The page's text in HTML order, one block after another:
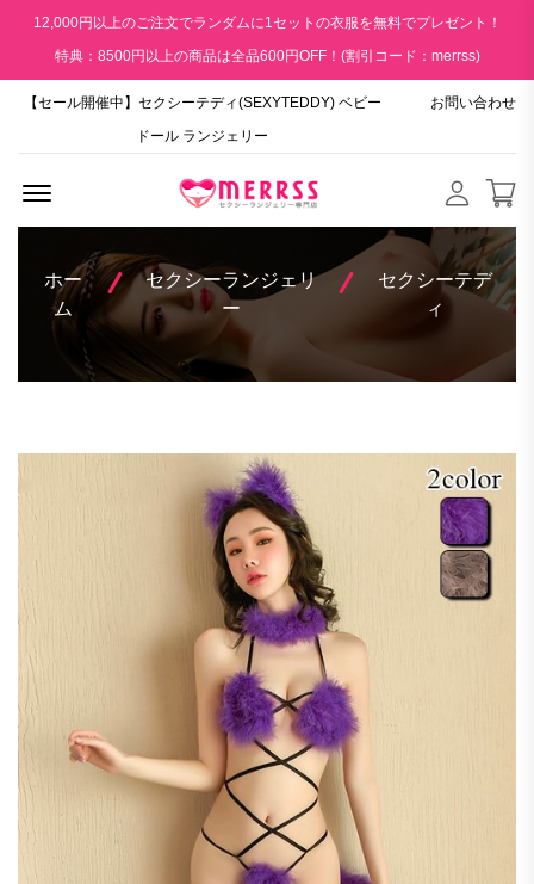
12,000円以上のご注文でランダムに1セットの衣服を無料でプレゼント！
特典：8500円以上の商品は全品600円OFF！(割引コード：merrss)
【セール開催中】セクシーテディ(SEXYTEDDY) ベビー
ドール ランジェリー
お問い合わせ
ホー
ム
セクシーランジェリ
ー
セクシーテデ
ィ